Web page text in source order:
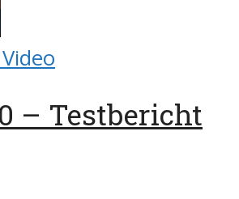
– Testbericht